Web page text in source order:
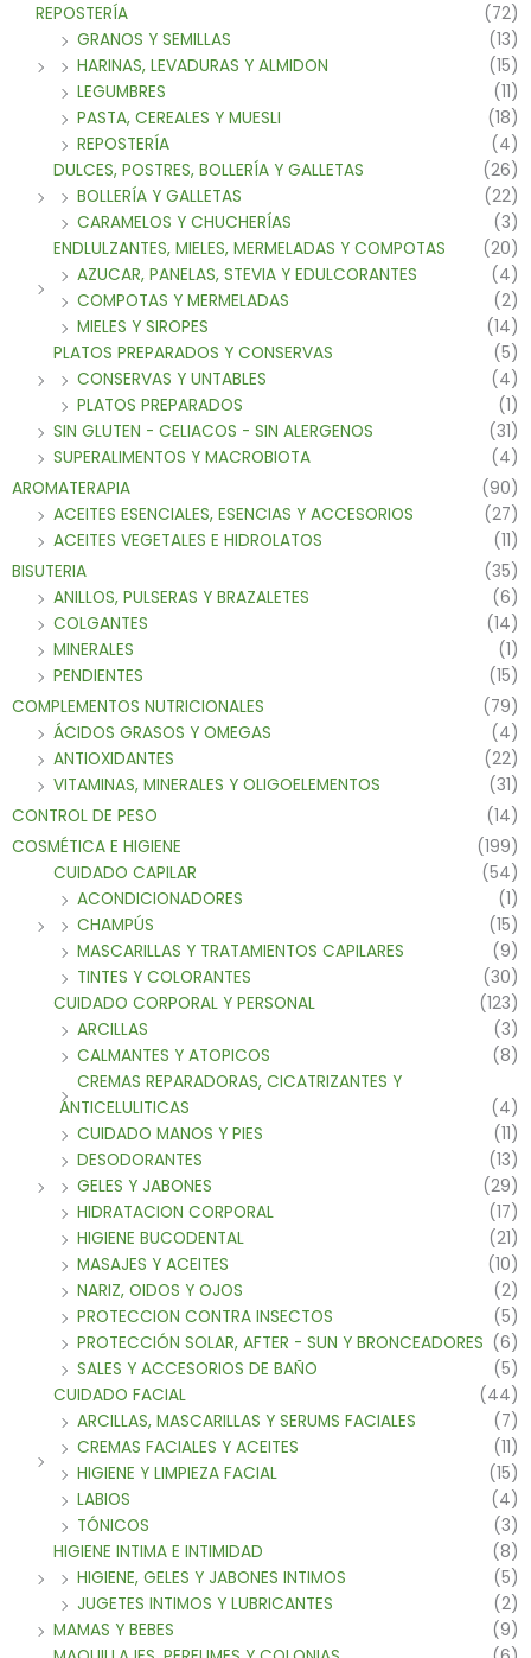
REPOSTERÍA
(72)
GRANOS Y SEMILLAS
(13)
HARINAS, LEVADURAS Y ALMIDON
(15)
LEGUMBRES
(11)
PASTA, CEREALES Y MUESLI
(18)
REPOSTERÍA
(4)
DULCES, POSTRES, BOLLERÍA Y GALLETAS
(26)
BOLLERÍA Y GALLETAS
(22)
CARAMELOS Y CHUCHERÍAS
(3)
ENDLULZANTES, MIELES, MERMELADAS Y COMPOTAS
(20)
AZUCAR, PANELAS, STEVIA Y EDULCORANTES
(4)
COMPOTAS Y MERMELADAS
(2)
MIELES Y SIROPES
(14)
PLATOS PREPARADOS Y CONSERVAS
(5)
CONSERVAS Y UNTABLES
(4)
PLATOS PREPARADOS
(1)
SIN GLUTEN - CELIACOS - SIN ALERGENOS
(31)
SUPERALIMENTOS Y MACROBIOTA
(4)
AROMATERAPIA
(90)
ACEITES ESENCIALES, ESENCIAS Y ACCESORIOS
(27)
ACEITES VEGETALES E HIDROLATOS
(11)
BISUTERIA
(35)
ANILLOS, PULSERAS Y BRAZALETES
(6)
COLGANTES
(14)
MINERALES
(1)
PENDIENTES
(15)
COMPLEMENTOS NUTRICIONALES
(79)
ÁCIDOS GRASOS Y OMEGAS
(4)
ANTIOXIDANTES
(22)
VITAMINAS, MINERALES Y OLIGOELEMENTOS
(31)
CONTROL DE PESO
(14)
COSMÉTICA E HIGIENE
(199)
CUIDADO CAPILAR
(54)
ACONDICIONADORES
(1)
CHAMPÚS
(15)
MASCARILLAS Y TRATAMIENTOS CAPILARES
(9)
TINTES Y COLORANTES
(30)
CUIDADO CORPORAL Y PERSONAL
(123)
ARCILLAS
(3)
CALMANTES Y ATOPICOS
(8)
CREMAS REPARADORAS, CICATRIZANTES Y
ANTICELULITICAS
(4)
CUIDADO MANOS Y PIES
(11)
DESODORANTES
(13)
GELES Y JABONES
(29)
HIDRATACION CORPORAL
(17)
HIGIENE BUCODENTAL
(21)
MASAJES Y ACEITES
(10)
NARIZ, OIDOS Y OJOS
(2)
PROTECCION CONTRA INSECTOS
(5)
PROTECCIÓN SOLAR, AFTER - SUN Y BRONCEADORES (6)
SALES Y ACCESORIOS DE BAÑO
(5)
CUIDADO FACIAL
(44)
ARCILLAS, MASCARILLAS Y SERUMS FACIALES
(7)
CREMAS FACIALES Y ACEITES
(11)
HIGIENE Y LIMPIEZA FACIAL
(15)
LABIOS
(4)
TÓNICOS
(3)
HIGIENE INTIMA E INTIMIDAD
(8)
HIGIENE, GELES Y JABONES INTIMOS
(5)
JUGETES INTIMOS Y LUBRICANTES
(2)
MAMAS Y BEBES
(9)